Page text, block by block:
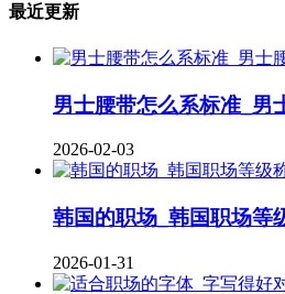
最近更新
男士腰带怎么系标准_男
2026-02-03
韩国的职场_韩国职场等
2026-01-31